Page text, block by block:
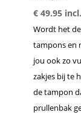
€49.95
Wordt het
tampons en
jou ook zo
zakjes bij te
de tampon
prullenbak